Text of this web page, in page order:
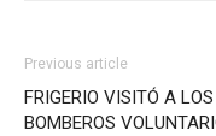
Previous article
FRIGERIO VISITÓ A LOS
BOMBEROS